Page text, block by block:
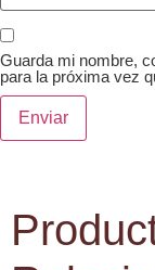
Guarda mi nombre,
para la próxima vez